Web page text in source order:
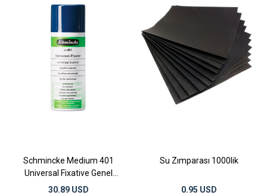
Schmincke Medium 401
Universal Fixative Genel
Amaçlı Fiksatif 400 ml
30.89 USD
Su Zımparası 1000lik
0.95 USD